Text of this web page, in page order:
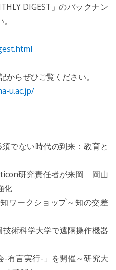
DIGEST」のバックナン
からぜひご覧ください。
u.ac.jp/
でない時代の到来：教育と
研究責任者が来岡 岡山
化
ワークショップ～知の交差
技術科学大学で遠隔操作機器
-有言実行-」を開催～研究大